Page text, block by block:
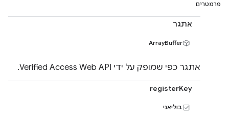
פרמטרים
אתגר
ArrayBuffer
אתגר כפי שמופק על ידי Verified Access Web API.
registerKey
בוליאני